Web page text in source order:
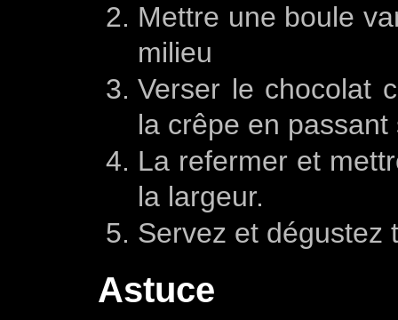
Mettre une boule
milieu
Verser le chocolat
la crêpe en
La refermer et
la largeur.
Servez et dégustez
Astuce